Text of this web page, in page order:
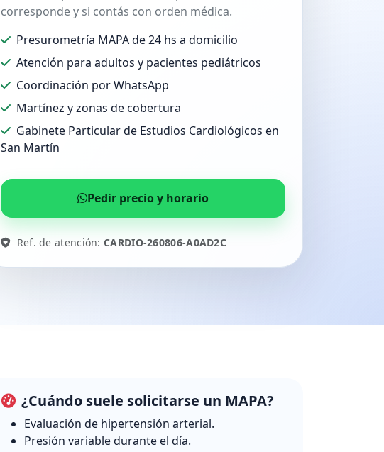
corresponde y si contás con orden médica.
Presurometría MAPA de 24 hs a domicilio
Atención para adultos y pacientes pediátricos
Coordinación por WhatsApp
Martínez y zonas de cobertura
Gabinete Particular de Estudios Cardiológicos en
San Martín
Pedir precio y horario
Ref. de atención:CARDIO-260806-A0AD2C
¿Cuándo suele solicitarse un MAPA?
Evaluación de hipertensión arterial.
Presión variable durante el día.